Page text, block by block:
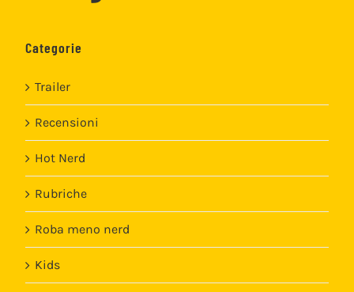
Categorie
Trailer
Recensioni
Hot Nerd
Rubriche
Roba meno nerd
Kids